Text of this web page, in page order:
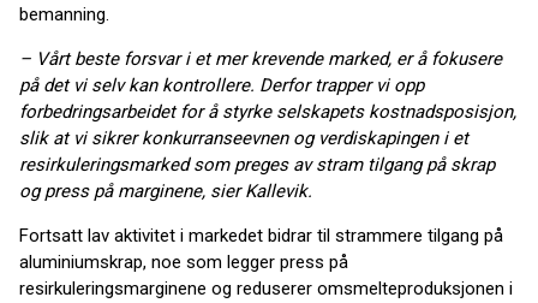
bemanning.
– Vårt beste forsvar i et mer krevende marked, er å fokusere
på det vi selv kan kontrollere. Derfor trapper vi opp
forbedringsarbeidet for å styrke selskapets kostnadsposisjon,
slik at vi sikrer konkurranseevnen og verdiskapingen i et
resirkuleringsmarked som preges av stram tilgang på skrap
og press på marginene, sier Kallevik.
Fortsatt lav aktivitet i markedet bidrar til strammere tilgang på
aluminiumskrap, noe som legger press på
resirkuleringsmarginene og reduserer omsmelteproduksjonen i